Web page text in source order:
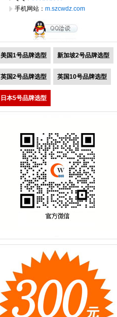
手机网站： m.szcwdz.com
美国1号品牌选型 新加坡2号品牌选型
英国2号品牌选型 英国10号品牌选型
日本5号品牌选型